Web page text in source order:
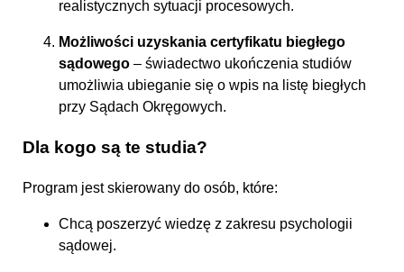
realistycznych sytuacji procesowych.
Możliwości uzyskania certyfikatu biegłego
sądowego – świadectwo ukończenia studiów
umożliwia ubieganie się o wpis na listę biegłych
przy Sądach Okręgowych.
Dla kogo są te studia?
Program jest skierowany do osób, które:
Chcą poszerzyć wiedzę z zakresu psychologii
sądowej.